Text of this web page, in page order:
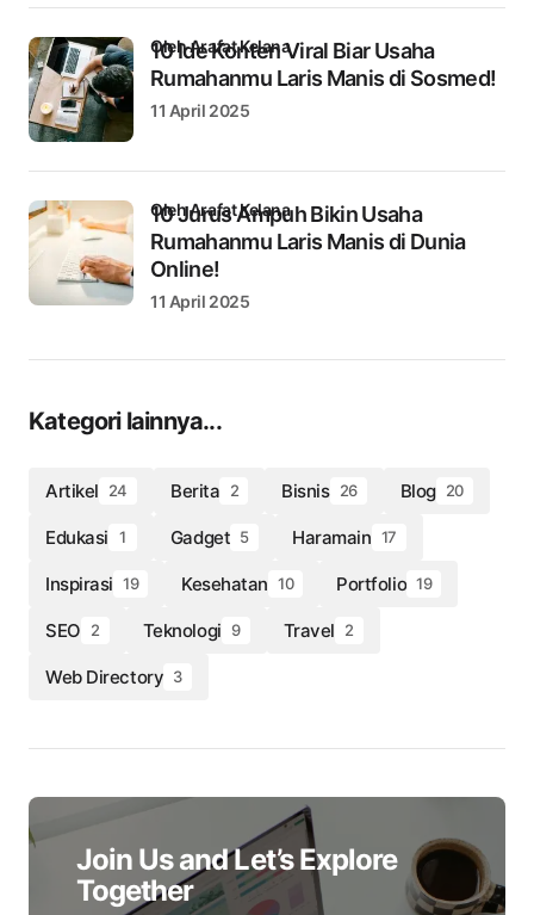
10 Ide Konten Viral Biar Usaha
Rumahanmu Laris Manis di Sosmed!
oleh Arafat Kelana
11 April 2025
10 Jurus Ampuh Bikin Usaha
Rumahanmu Laris Manis di Dunia
Online!
oleh Arafat Kelana
11 April 2025
Kategori lainnya...
Artikel 24 Berita 2 Bisnis 26 Blog 20
Edukasi 1 Gadget 5 Haramain 17
Inspirasi 19 Kesehatan 10 Portfolio 19
SEO 2 Teknologi 9 Travel 2
Web Directory 3
Join Us and Let’s Explore
Together